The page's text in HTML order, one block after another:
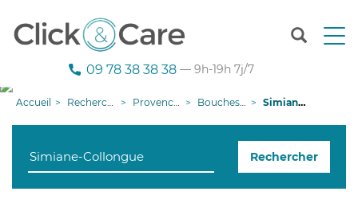
T
n
g
09 78 38 38 38 — 9h-19h 7j/7
Accueil Recherche aide à domicile Provence-Alpes-Côte d'Azur Bouches-du-Rhône Simiane-Collongue
Rechercher